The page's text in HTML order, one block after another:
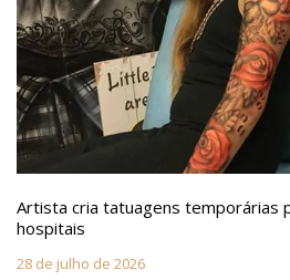
Artista cria tatuagens temporárias
hospitais
28 de julho de 2026